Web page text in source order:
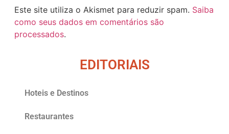
Este site utiliza o Akismet para reduzir spam. Saiba
como seus dados em comentários são
processados.
EDITORIAIS
Hoteis e Destinos
Restaurantes